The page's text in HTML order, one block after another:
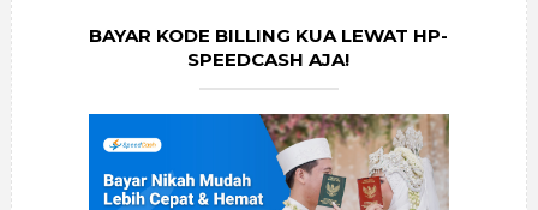
BAYAR KODE BILLING KUA LEWAT HP-
SPEEDCASH AJA!